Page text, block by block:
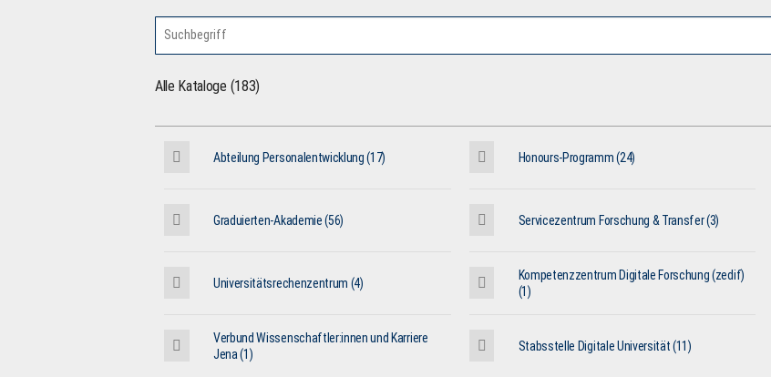
Alle Kataloge (183)
Abteilung Personalentwicklung (17) Honours-Programm (24)
Graduierten-Akademie (56) Servicezentrum Forschung & Transfer (3)
Universitätsrechenzentrum (4)
Kompetenzzentrum Digitale Forschung (zedif)
(1)
Verbund Wissenschaftler:innen und Karriere
Jena (1)
Stabsstelle Digitale Universität (11)